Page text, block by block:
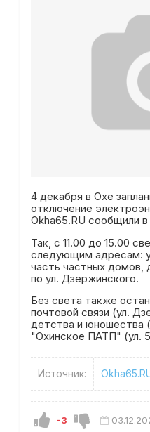
4 декабря в Охе
отключение
Okha65.RU сообщили
Так, с 11.00 до 15.00
следующим адресам:
часть частных домов,
по ул. Дзержинского.
Без света также
почтовой связи (ул.
детства и юношества
"Охинское ПАТП" (ул.
Источник:
-3